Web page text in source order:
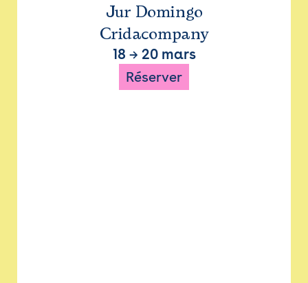
Jur Domingo
Cridacompany
18 → 20 mars
Réserver